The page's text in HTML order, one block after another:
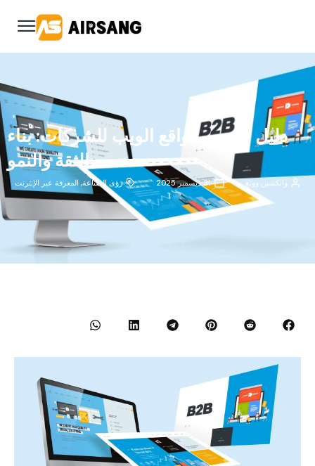
دليل تصميم مواقع الويب للشركات: بناء
الثقة والنمو
وانكسين وونغ 31 ديسمبر 2025 رؤى الصناعة, المعرفة عبر الإنترنت